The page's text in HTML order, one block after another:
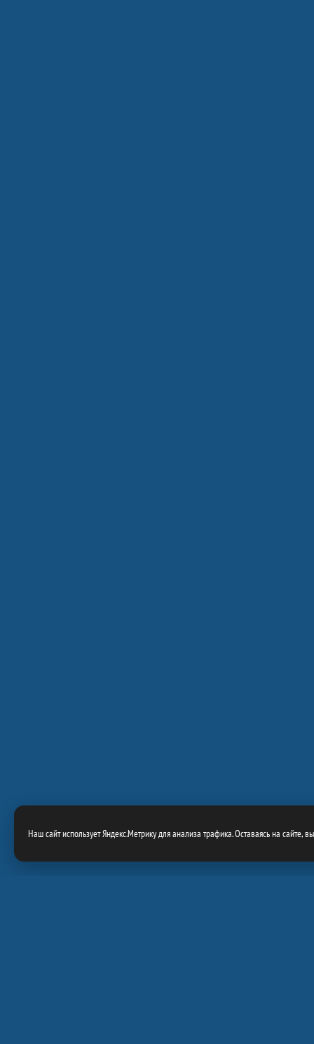
Наш сайт использует Яндекс.Метрику для анализа трафика. Оставаясь на сайте,